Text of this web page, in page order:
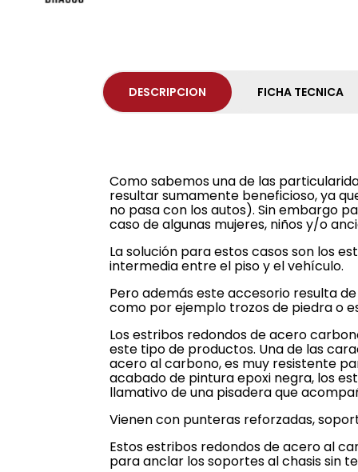
DESCRIPCION FICHA TECNICA
Como sabemos una de las
resultar sumamente beneficioso, ya
no pasa con los autos). Sin embargo
caso de algunas mujeres, niños y/o
La solución para estos casos son los
intermedia entre el piso y el vehículo.
Pero además este accesorio resulta
como por ejemplo trozos de piedra o
Los estribos redondos de acero
este tipo de productos. Una de las
acero al carbono, es muy resistente
acabado de pintura epoxi negra, los
llamativo de una pisadera que
Vienen con punteras reforzadas,
Estos estribos redondos de acero al
para anclar los soportes al chasis sin